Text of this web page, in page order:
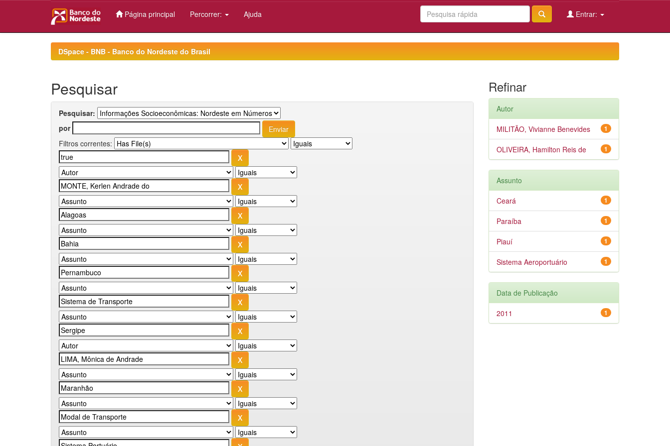
Página principal Percorrer: Ajuda Entrar:
DSpace - BNB - Banco do Nordeste do Brasil
Pesquisar
Pesquisar:
por
Filtros correntes:
Refinar
Autor
1
MILITÃO, Vivianne Benevides
1
OLIVEIRA, Hamilton Reis de
Assunto
1
Ceará
1
Paraíba
1
Piauí
1
Sistema Aeroportuário
Data de Publicação
1
2011